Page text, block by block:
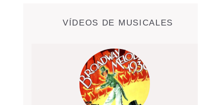
VÍDEOS DE MUSICALES